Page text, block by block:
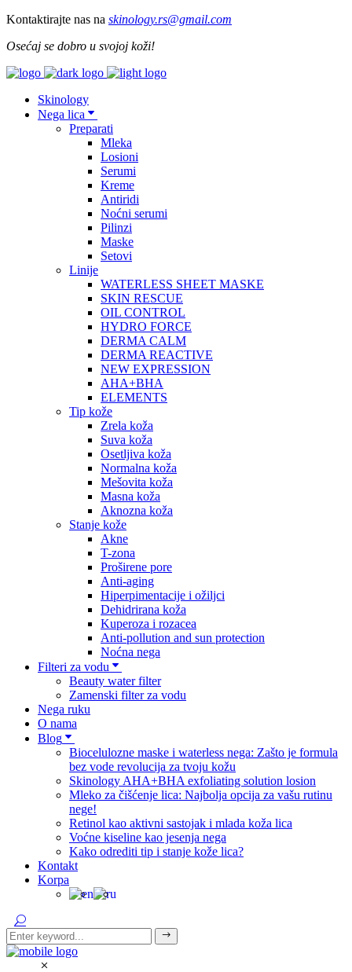
Kontaktirajte nas na skinology.rs@gmail.com
Osećaj se dobro u svojoj koži!
Skinology
Nega lica
Preparati
Mleka
Losioni
Serumi
Kreme
Antiridi
Noćni serumi
Pilinzi
Maske
Setovi
Linije
WATERLESS SHEET MASKE
SKIN RESCUE
OIL CONTROL
HYDRO FORCE
DERMA CALM
DERMA REACTIVE
NEW EXPRESSION
AHA+BHA
ELEMENTS
Tip kože
Zrela koža
Suva koža
Osetljiva koža
Normalna koža
Mešovita koža
Masna koža
Aknozna koža
Stanje kože
Akne
T-zona
Proširene pore
Anti-aging
Hiperpimentacije i ožiljci
Dehidrirana koža
Kuperoza i rozacea
Anti-pollution and sun protection
Noćna nega
Filteri za vodu
Beauty water filter
Zamenski filter za vodu
Nega ruku
O nama
Blog
Biocelulozne maske i waterless nega: Zašto je formula
bez vode revolucija za tvoju kožu
Skinology AHA+BHA exfoliating solution losion
Mleko za čišćenje lica: Najbolja opcija za vašu rutinu
nege!
Retinol kao aktivni sastojak i mlada koža lica
Voćne kiseline kao jesenja nega
Kako odrediti tip i stanje kože lica?
Kontakt
Korpa